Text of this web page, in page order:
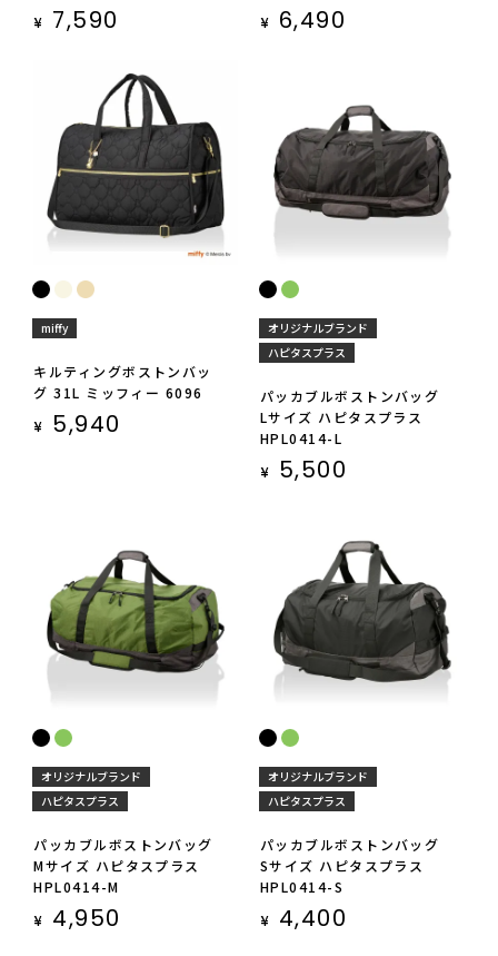
¥ 7,590
¥ 6,490
miffy
キルティングボストンバッ
グ 31L ミッフィー 6096
¥ 5,940
オリジナルブランド
ハピタスプラス
パッカブルボストンバッグ
Lサイズ ハピタスプラス
HPL0414-L
¥ 5,500
オリジナルブランド
ハピタスプラス
パッカブルボストンバッグ
Mサイズ ハピタスプラス
HPL0414-M
¥ 4,950
オリジナルブランド
ハピタスプラス
パッカブルボストンバッグ
Sサイズ ハピタスプラス
HPL0414-S
¥ 4,400